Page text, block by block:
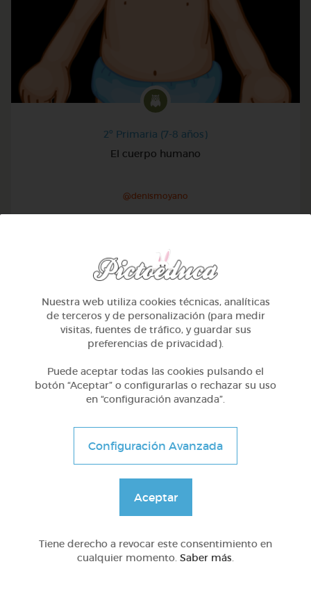
2º Primaria (7-8 años)
El cuerpo humano
@denismoyano
2º Primaria (7-8 años)
Las plantas
DOCS (10)
Nuestra web utiliza cookies técnicas, analíticas
de terceros y de personalización (para medir
visitas, fuentes de tráfico, y guardar sus
preferencias de privacidad).
Puede aceptar todas las cookies pulsando el
botón “Aceptar” o configurarlas o rechazar su uso
en “configuración avanzada”.
Configuración Avanzada
Aceptar
Tiene derecho a revocar este consentimiento en
cualquier momento. Saber más.